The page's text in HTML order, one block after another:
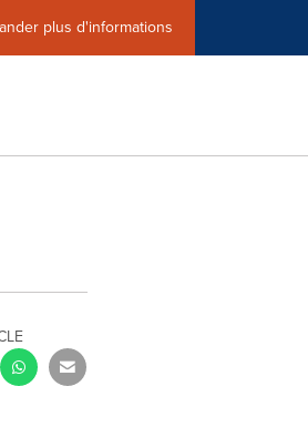
plus d'informations